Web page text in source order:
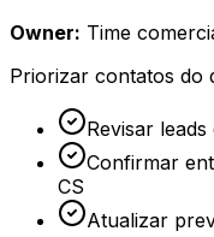
Owner: Time
Priorizar contatos do
Revisar
Confirmar
CS
Atualizar